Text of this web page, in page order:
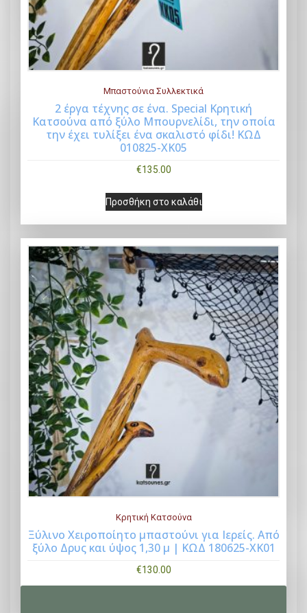
Buy Now
Μπαστούνια Συλλεκτικά
2 έργα τέχνης σε ένα. Special Κρητική
Κατσούνα από ξύλο Μπουρνελίδι, την οποία
την έχει τυλίξει ένα σκαλιστό φίδι! ΚΩΔ
010825-ΧΚ05
€135.00
Προσθήκη στο καλάθι
Buy Now
Κρητική Κατσούνα
Ξύλινο Χειροποίητο μπαστούνι για Ιερείς. Από
ξύλο Δρυς και ύψος 1,30 μ | ΚΩΔ 180625-ΧΚ01
€130.00